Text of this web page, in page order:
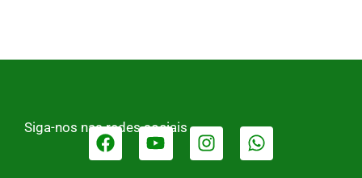
Siga-nos nas redes sociais